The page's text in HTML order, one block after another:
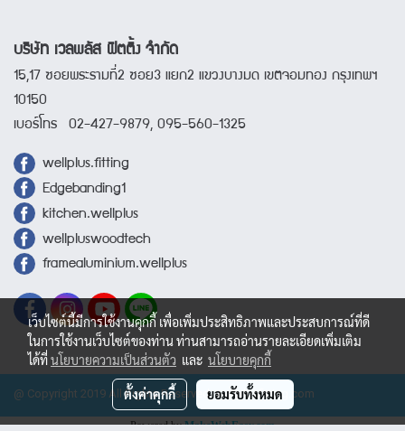
บริษัท เวลพลัส ฟิตติ้ง จำกัด
15,17 ซอยพระรามที่2 ซอย3 แยก2 แขวงบางมด เขตจอมทอง กรุงเทพฯ
10150
เบอร์โทร 02-427-9879, 095-560-1325
wellplus.fitting
Edgebanding1
kitchen.wellplus
wellpluswoodtech
framealuminium.wellplus
@ Copyright 2019 All Rights Reserved. wellplusfitting.com
Powered byMakeWebEasy.com
เว็บไซต์นี้มีการใช้งานคุกกี้ เพื่อเพิ่มประสิทธิภาพและประสบการณ์ที่ดี
ในการใช้งานเว็บไซต์ของท่าน ท่านสามารถอ่านรายละเอียดเพิ่มเติม
ได้ที่นโยบายความเป็นส่วนตัว และ นโยบายคุกกี้
ตั้งค่าคุกกี้ ยอมรับทั้งหมด